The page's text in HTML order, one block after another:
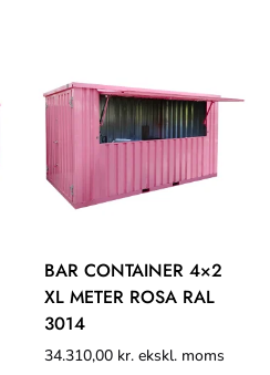
BAR CONTAINER 4×2
XL METER ROSA RAL
3014
34.310,00 kr. ekskl. moms